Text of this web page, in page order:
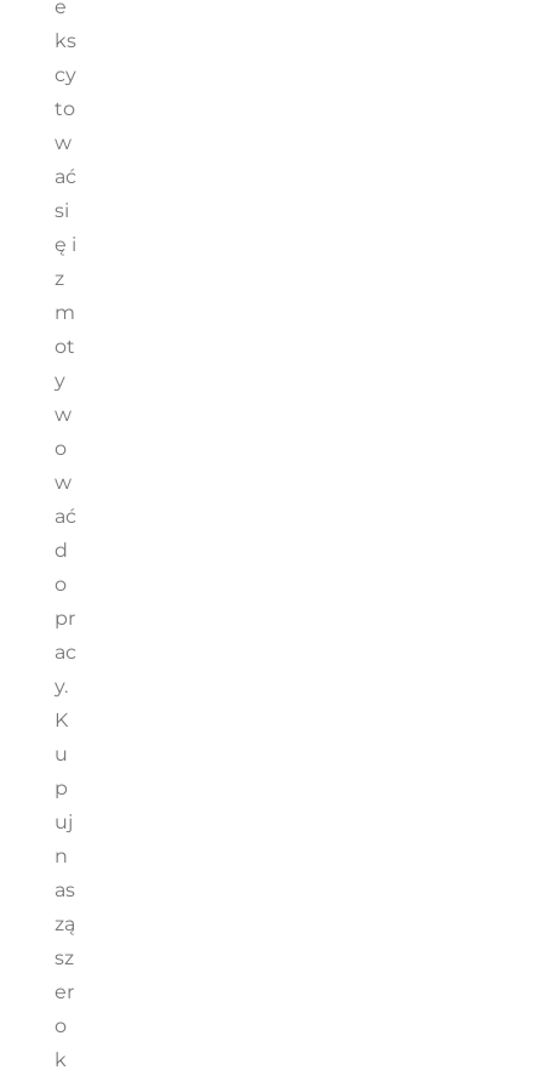
e
ks
cy
to
w
ać
si
ę i
z
m
ot
y
w
o
w
ać
d
o
pr
ac
y.
K
u
p
uj
n
as
zą
sz
er
o
k